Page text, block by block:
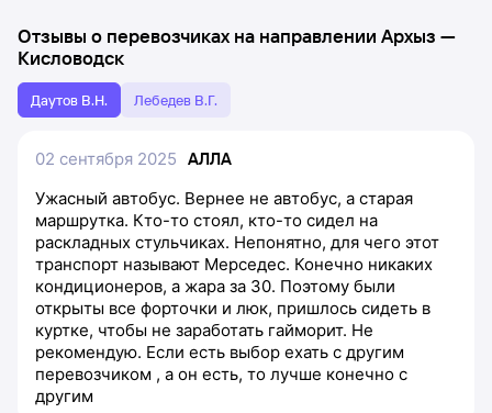
Отзывы о перевозчиках на направлении Архыз —
Кисловодск
Даутов В.Н. Лебедев В.Г.
02 сентября 2025 АЛЛА
Ужасный автобус. Вернее не автобус, а старая
маршрутка. Кто-то стоял, кто-то сидел на
раскладных стульчиках. Непонятно, для чего этот
транспорт называют Мерседес. Конечно никаких
кондиционеров, а жара за 30. Поэтому были
открыты все форточки и люк, пришлось сидеть в
куртке, чтобы не заработать гайморит. Не
рекомендую. Если есть выбор ехать с другим
перевозчиком , а он есть, то лучше конечно с
другим